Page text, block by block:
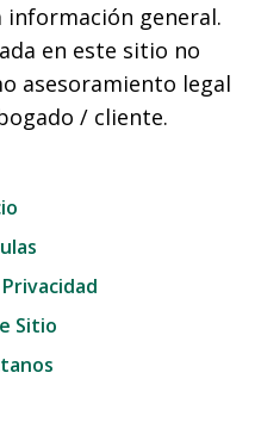
información general.
en este sitio no
asesoramiento legal
/ cliente.
Sitio